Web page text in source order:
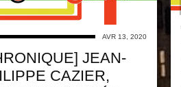
AVR 13, 2020
JEAN-
CAZIER,